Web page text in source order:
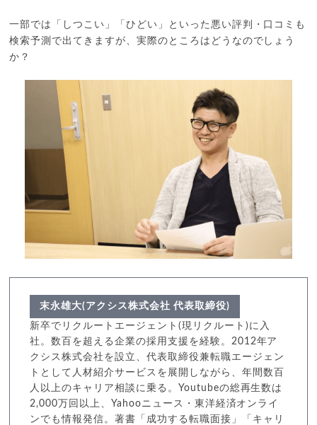
一部では「しつこい」「ひどい」といった悪い評判・口コミも
検索予測で出てきますが、実際のところはどうなのでしょう
か？
末永雄大(アクシス株式会社 代表取締役)
新卒でリクルートエージェント(現リクルート)に入
社。数百を超える企業の採用支援を経験。2012年ア
クシス株式会社を設立、代表取締役兼転職エージェン
トとして人材紹介サービスを展開しながら、年間数百
人以上のキャリア相談に乗る。Youtubeの総再生数は
2,000万回以上、Yahooニュース・東洋経済オンライ
ンでも情報発信。著書「成功する転職面接」「キャリ